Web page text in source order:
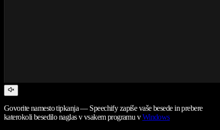
Govorite namesto tipkanja — Speechify zapiše vaše besede in prebere
katerokoli besedilo naglas v vsakem programu vWindows